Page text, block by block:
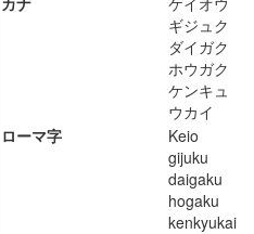
ギジュク
ダイガク
ホウガク
ケンキュ
ウカイ
ローマ字
Keio
gijuku
daigaku
hogaku
kenkyukai